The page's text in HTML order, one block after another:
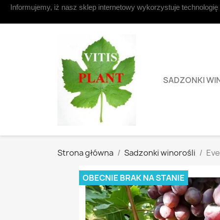
Kontakt z nami
SADZONKI
Strona główna Sadzonki winorośli
OBECNIE BRAK NA STANIE
Informujemy, iż nasz sklep internetowy wykorzystuje